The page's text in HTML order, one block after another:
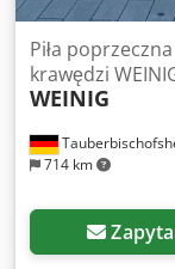
714 km
Piła
krawędzi
WEINIG